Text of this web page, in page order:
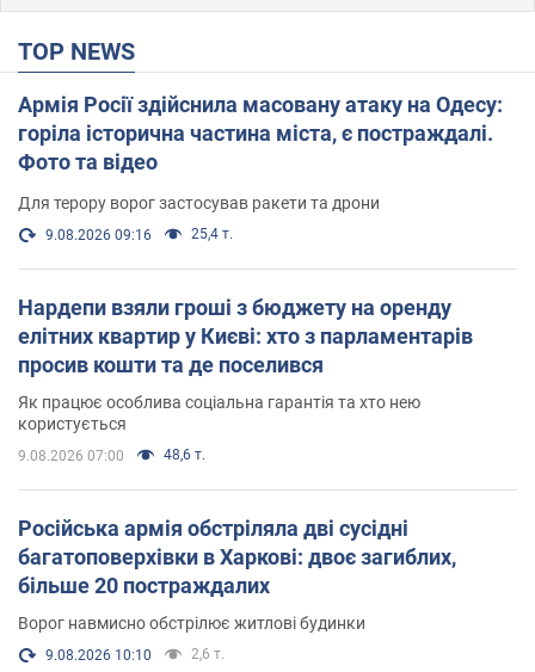
TOP NEWS
Армія Росії здійснила масовану атаку на Одесу:
горіла історична частина міста, є постраждалі.
Фото та відео
Для терору ворог застосував ракети та дрони
9.08.2026 09:16 25,4 т.
Нардепи взяли гроші з бюджету на оренду
елітних квартир у Києві: хто з парламентарів
просив кошти та де поселився
Як працює особлива соціальна гарантія та хто нею
користується
9.08.2026 07:00 48,6 т.
Російська армія обстріляла дві сусідні
багатоповерхівки в Харкові: двоє загиблих,
більше 20 постраждалих
Ворог навмисно обстрілює житлові будинки
9.08.2026 10:10 2,6 т.